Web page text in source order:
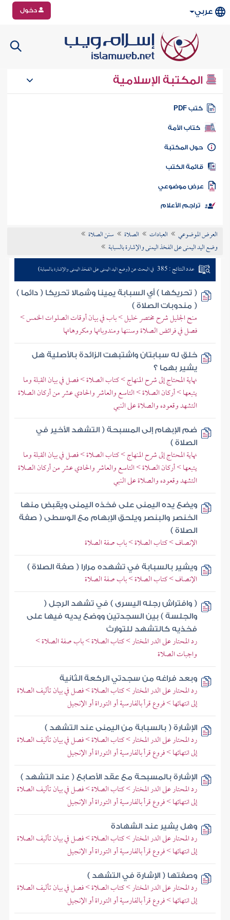
عربي دخول
المكتبة الإسلامية
كتب PDF
كتاب الأمة
المكتبة
الكتب
موضوعي
تراجم الأعلام
العرض الموضوعي العبادات الصلاة
سنن الصلاة
وضع اليد اليمنى على الفخذ اليمنى والإشارة بالسبابة
عدد النتائج : 385 في البحث عن (وضع اليد اليمنى على الفخذ اليمنى والإشارة بالسبابة)
( تحريكها ) أي السبابة يمينا وشمالا تحريكا ( دائما )
( مندوبات الصلاة )
منح الجليل شرح مختصر خليل > باب في بيان أوقات الصلوات الخمس >
فصل في فرائض الصلاة وسننها ومندوباتها ومكروهاتها
خلق له سبابتان واشتبهت الزائدة بالأصلية هل
يشير بهما ؟
نهاية المحتاج إلى شرح المنهاج > كتاب الصلاة > فصل في بيان القبلة وما
يتبعها > أركان الصلاة > التاسع والعاشر والحادي عشر من أركان الصلاة
التشهد وقعوده والصلاة على النبي
ضم الإبهام إلى المسبحة ( التشهد الأخير في
الصلاة )
نهاية المحتاج إلى شرح المنهاج > كتاب الصلاة > فصل في بيان القبلة وما
يتبعها > أركان الصلاة > التاسع والعاشر والحادي عشر من أركان الصلاة
التشهد وقعوده والصلاة على النبي
ويضع يده اليمنى على فخذه اليمنى ويقبض منها
الخنصر والبنصر ويلحق الإبهام مع الوسطى ( صفة
الصلاة )
الإنصاف > كتاب الصلاة > باب صفة الصلاة
ويشير بالسبابة في تشهده مرارا ( صفة الصلاة )
الإنصاف > كتاب الصلاة > باب صفة الصلاة
( وافتراش رجله اليسرى ) في تشهد الرجل (
والجلسة ) بين السجدتين ووضع يديه فيها على
فخذيه كالتشهد للتوارث
رد المحتار على الدر المختار > كتاب الصلاة > باب صفة الصلاة >
واجبات الصلاة
وبعد فراغه من سجدتي الركعة الثانية
رد المحتار على الدر المختار > كتاب الصلاة > فصل في بيان تأليف الصلاة
إلى انتهائها > فروع قرأ بالفارسية أو التوراة أو الإنجيل
الإشارة ( بالسبابة من اليمنى عند التشهد )
رد المحتار على الدر المختار > كتاب الصلاة > فصل في بيان تأليف الصلاة
إلى انتهائها > فروع قرأ بالفارسية أو التوراة أو الإنجيل
الإشارة بالمسبحة مع عقد الأصابع ( عند التشهد )
رد المحتار على الدر المختار > كتاب الصلاة > فصل في بيان تأليف الصلاة
إلى انتهائها > فروع قرأ بالفارسية أو التوراة أو الإنجيل
وهل يشير عند الشهادة
رد المحتار على الدر المختار > كتاب الصلاة > فصل في بيان تأليف الصلاة
إلى انتهائها > فروع قرأ بالفارسية أو التوراة أو الإنجيل
وصفتها ( الإشارة في التشهد )
رد المحتار على الدر المختار > كتاب الصلاة > فصل في بيان تأليف الصلاة
إلى انتهائها > فروع قرأ بالفارسية أو التوراة أو الإنجيل